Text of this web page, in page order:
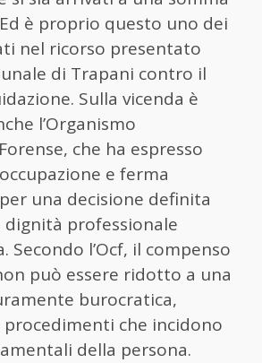
è proprio questo uno dei
nel ricorso presentato
di Trapani contro il
Sulla vicenda è
l’Organismo
che ha espresso
e ferma
una decisione definita
dignità professionale
Secondo l’Ocf, il compenso
può essere ridotto a una
burocratica,
che incidono
della persona.